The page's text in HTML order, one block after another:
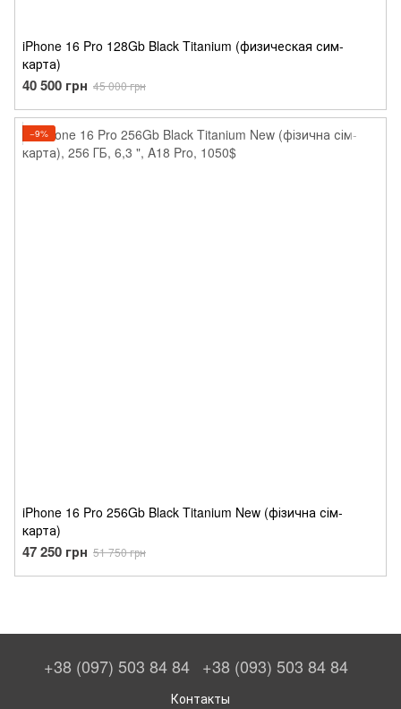
iPhone 16 Pro 128Gb Black Titanium (физическая сим-
карта)
40 500 грн 45 000 грн
−9%
iPhone 16 Pro 256Gb Black Titanium New (фізична сім-
карта)
47 250 грн 51 750 грн
+38 (097) 503 84 84 +38 (093) 503 84 84
Контакты